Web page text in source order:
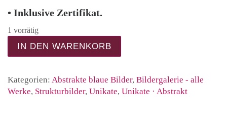
• Inklusive Zertifikat.
1 vorrätig
IN DEN WARENKORB
Kategorien: Abstrakte blaue Bilder, Bildergalerie - alle
Werke, Strukturbilder, Unikate, Unikate · Abstrakt